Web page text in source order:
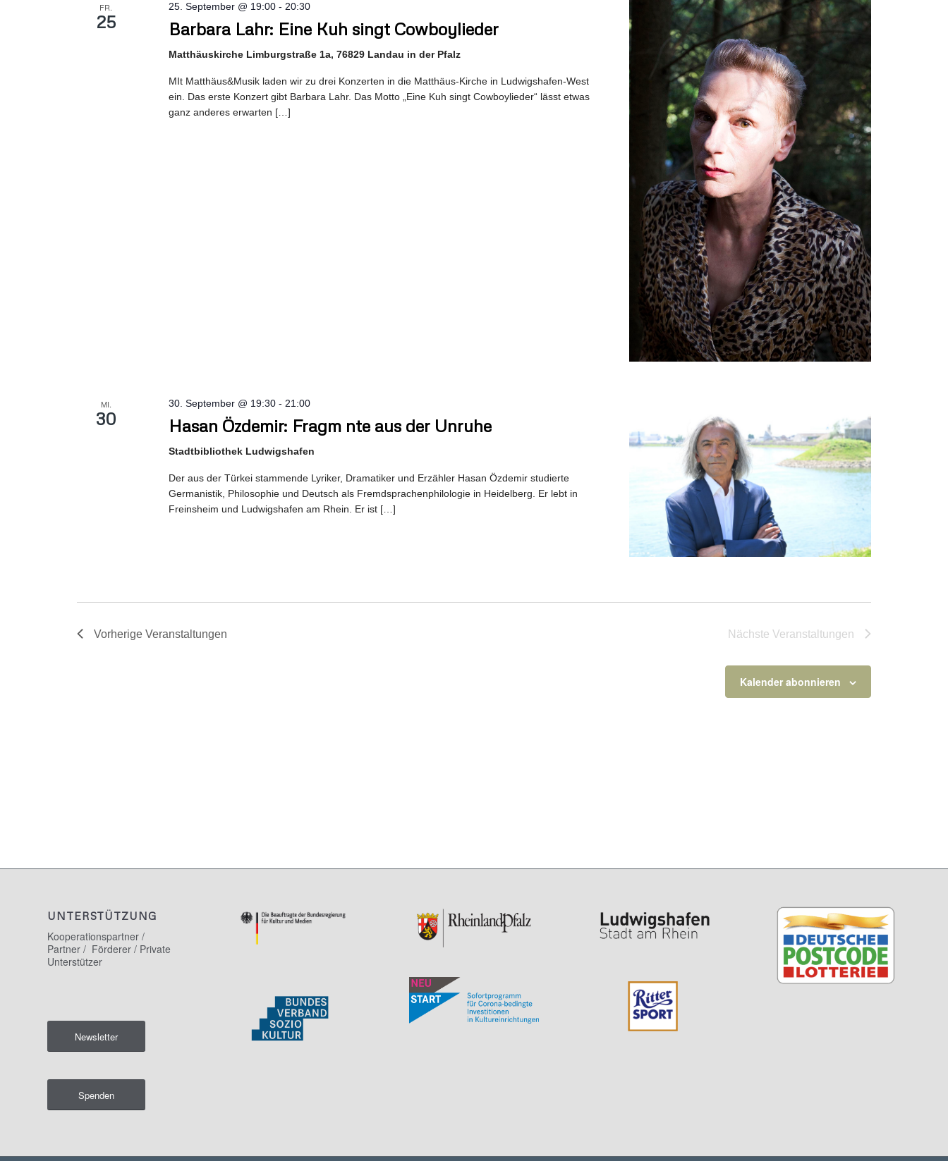
FR.
25 Barbara Lahr: Eine Kuh singt Cowboylieder
25. September @ 19:00 - 20:30
Matthäuskirche Limburgstraße 1a, 76829 Landau in der Pfalz
MIt Matthäus&Musik laden wir zu drei Konzerten in die Matthäus-Kirche in Ludwigshafen-West
ein. Das erste Konzert gibt Barbara Lahr. Das Motto „Eine Kuh singt Cowboylieder“ lässt etwas
ganz anderes erwarten […]
MI.
30 Hasan Özdemir: Fragm nte aus der Unruhe
30. September @ 19:30 - 21:00
Stadtbibliothek Ludwigshafen
Der aus der Türkei stammende Lyriker, Dramatiker und Erzähler Hasan Özdemir studierte
Germanistik, Philosophie und Deutsch als Fremdsprachenphilologie in Heidelberg. Er lebt in
Freinsheim und Ludwigshafen am Rhein. Er ist […]
Vorherige Veranstaltungen Nächste Veranstaltungen
Kalender abonnieren
UNTERSTÜTZUNG
Kooperationspartner /
Partner / Förderer / Private
Unterstützer
Newsletter
Spenden